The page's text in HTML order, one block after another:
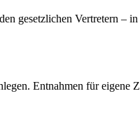
gesetzlichen Vertretern –
Entnahmen für eigene